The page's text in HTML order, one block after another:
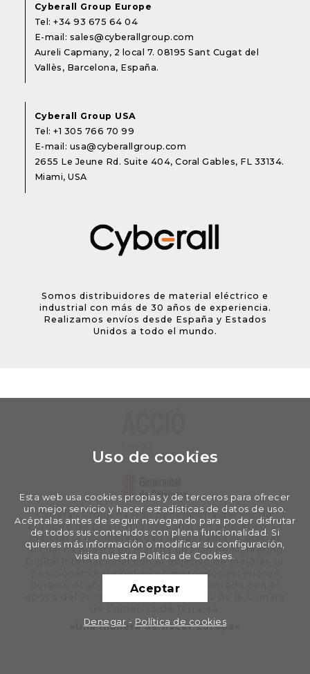
Cyberall Group Europe
Tel:+34 93 675 64 04
E-mail: sales@cyberallgroup.com
Aureli Capmany, 2 local 7. 08195 Sant Cugat del
Vallès, Barcelona, España.
Cyberall Group USA
Tel:+1 305 766 70 99
E-mail: usa@cyberallgroup.com
2655 Le Jeune Rd. Suite 404, Coral Gables, FL 33134.
Miami, USA
Somos distribuidores de material eléctrico e
industrial con más de 30 años de experiencia.
Realizamos envíos desde España y Estados
Unidos a todo el mundo.
Cyberall Group ha sido beneficiaria del Fondo
Europeo de Desarrollo Regional cuyo objetivo es
mejorar la competitividad de las Pymes y gracias
al cual ha puesto en marcha un Plan de Marketing
Digital Internacional con el objetivo de mejorar su
posicionamiento online en mercados exteriores
durante el año 2020. Para ello ha contado con el
apoyo del Programa XPANDE DIGITAL de la Cámara
«Una manera de hacer Europa»
Uso de cookies
Esta web usa cookies propias y de terceros para ofrecer
un mejor servicio y hacer estadísticas de datos de uso.
Acéptalas antes de seguir navegando para poder disfrutar
de todos sus contenidos con plena funcionalidad. Si
quieres más información o modificar su configuración,
visita nuestra Política de Cookies.
Aceptar
Denegar - Política de cookies